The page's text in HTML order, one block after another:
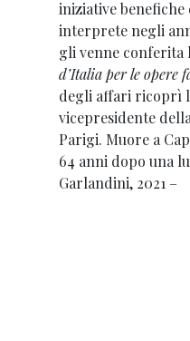
iniziative benefiche
interprete negli
gli venne conferita
d’Italia per le opere
degli affari ricoprì
vicepresidente
Parigi. Muore a
64 anni dopo una
Garlandini, 2021 –